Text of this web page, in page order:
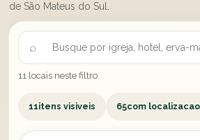
de São Mateus do Sul.
11 locais neste filtro.
11itens visiveis 65com localizacao